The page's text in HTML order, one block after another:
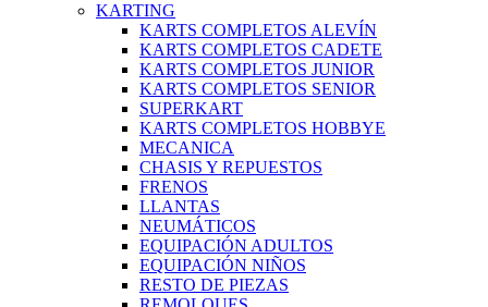
KARTING
KARTS COMPLETOS ALEVÍN
KARTS COMPLETOS CADETE
KARTS COMPLETOS JUNIOR
KARTS COMPLETOS SENIOR
SUPERKART
KARTS COMPLETOS HOBBYE
MECANICA
CHASIS Y REPUESTOS
FRENOS
LLANTAS
NEUMÁTICOS
EQUIPACIÓN ADULTOS
EQUIPACIÓN NIÑOS
RESTO DE PIEZAS